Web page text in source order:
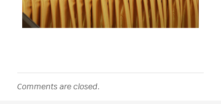
Comments are closed.